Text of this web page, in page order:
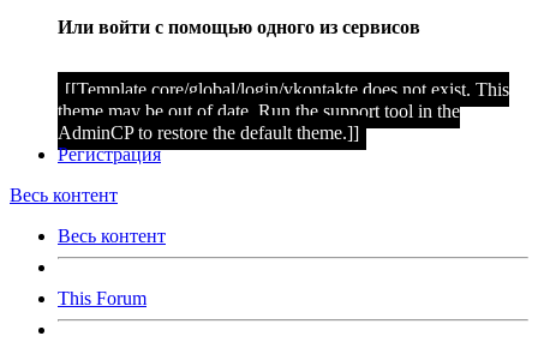
Или войти с помощью одного из сервисов
[[Template core/global/login/vkontakte does not exist. This
theme may be out of date. Run the support tool in the
AdminCP to restore the default theme.]]
Регистрация
Весь контент
Весь контент
This Forum